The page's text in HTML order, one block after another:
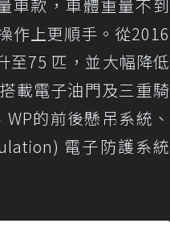
車款，車體重量不到
作上更順手。從2016
至75 匹，並大幅降低
載電子油門及三重騎
的前後懸吊系統、
電子防護系統